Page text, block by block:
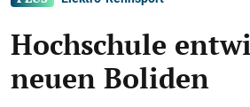
Hochschule
neuen Boliden